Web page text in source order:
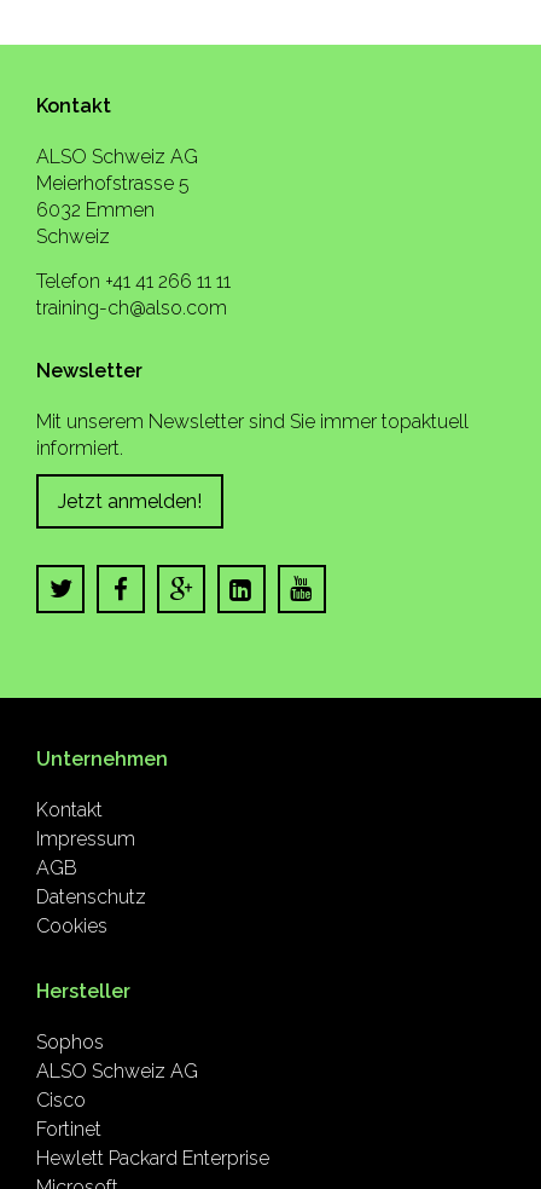
Kontakt
ALSO Schweiz AG
Meierhofstrasse 5
6032 Emmen
Schweiz
Telefon +41 41 266 11 11
training-ch@also.com
Newsletter
Mit unserem Newsletter sind Sie immer topaktuell
informiert.
Jetzt anmelden!
Unternehmen
Kontakt
Impressum
AGB
Datenschutz
Cookies
Hersteller
Sophos
ALSO Schweiz AG
Cisco
Fortinet
Hewlett Packard Enterprise